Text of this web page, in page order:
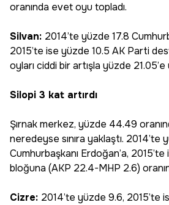
oranında evet oyu topladı.
Silvan: 2014’te yüzde 17.8
2015’te ise yüzde 10.5 AK Parti
oyları ciddi bir artışla yüzde 21.05’e
Silopi 3 kat artırdı
Şırnak merkez, yüzde 44.49
neredeyse sınıra yaklaştı. 2014’te
Cumhurbaşkanı Erdoğan’a,
bloğuna (AKP 22.4-MHP 2.6)
Cizre: 2014’te yüzde 9.6, 2015’te